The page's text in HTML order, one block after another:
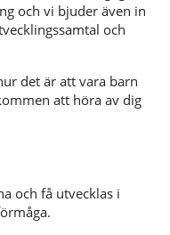
och vi bjuder även in
och
det är att vara barn
att höra av dig
och få utvecklas i